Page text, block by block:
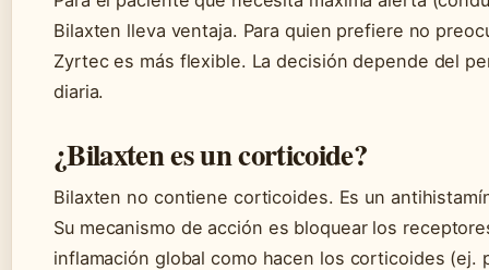
Bilaxten lleva ventaja. Para quien prefiere no
Zyrtec es más flexible. La decisión depende del
diaria.
¿Bilaxten es un corticoide?
Bilaxten no contiene corticoides. Es un
Su mecanismo de acción es bloquear los
inflamación global como hacen los corticoides